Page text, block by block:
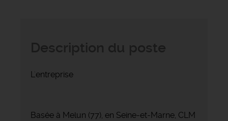
L'entreprise
Basée à Melun (77), en Seine-et-Marne, CLM